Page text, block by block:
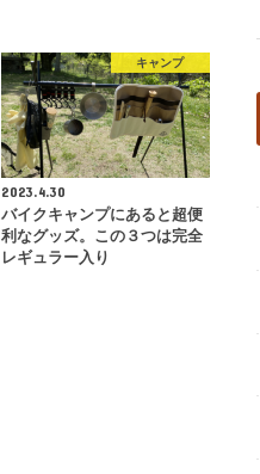
キャンプ
2023.4.30
バイクキャンプにあると超便
利なグッズ。この３つは完全
レギュラー入り